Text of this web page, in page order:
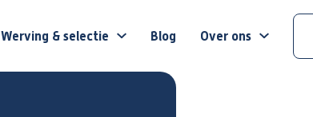
Werving & selectie Blog Over ons